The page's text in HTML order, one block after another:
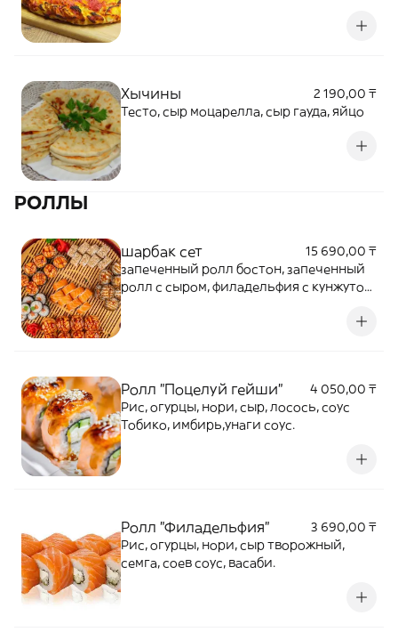
Хычины
2 190,00 ₸
Тесто, сыр моцарелла, сыр гауда, яйцо
РОЛЛЫ
шарбак сет
15 690,00 ₸
запеченный ролл бостон, запеченный
ролл с сыром, филадельфия с кунжутом,
Ролл "Поцелуй гейши"
4 050,00 ₸
Рис, огурцы, нори, сыр, лосось, соус
Тобико, имбирь,унаги соус.
Ролл "Филадельфия"
3 690,00 ₸
Рис, огурцы, нори, сыр творожный,
семга, соев соус, васаби.